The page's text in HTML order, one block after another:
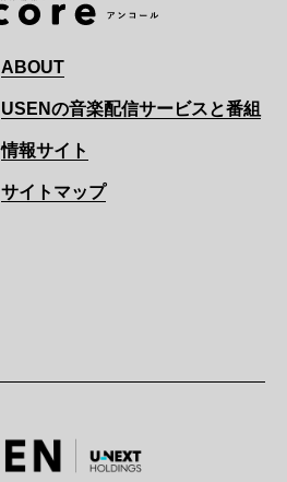
ABOUT
USENの音楽配信サービスと番組
情報サイト
サイトマップ